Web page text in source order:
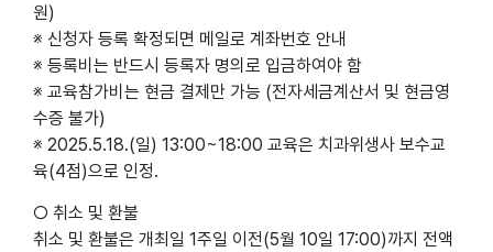
원)
※ 신청자 등록 확정되면 메일로 계좌번호 안내
※ 등록비는 반드시 등록자 명의로 입금하여야 함
※ 교육참가비는 현금 결제만 가능 (전자세금계산서 및 현금영
수증 불가)
※ 2025.5.18.(일) 13:00~18:00 교육은 치과위생사 보수교
육(4점)으로 인정.
○ 취소 및 환불
취소 및 환불은 개최일 1주일 이전(5월 10일 17:00)까지 전액